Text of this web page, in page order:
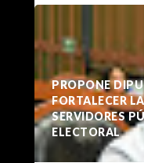
PROPONE
FORTALECER
SERVIDORES
ELECTORAL